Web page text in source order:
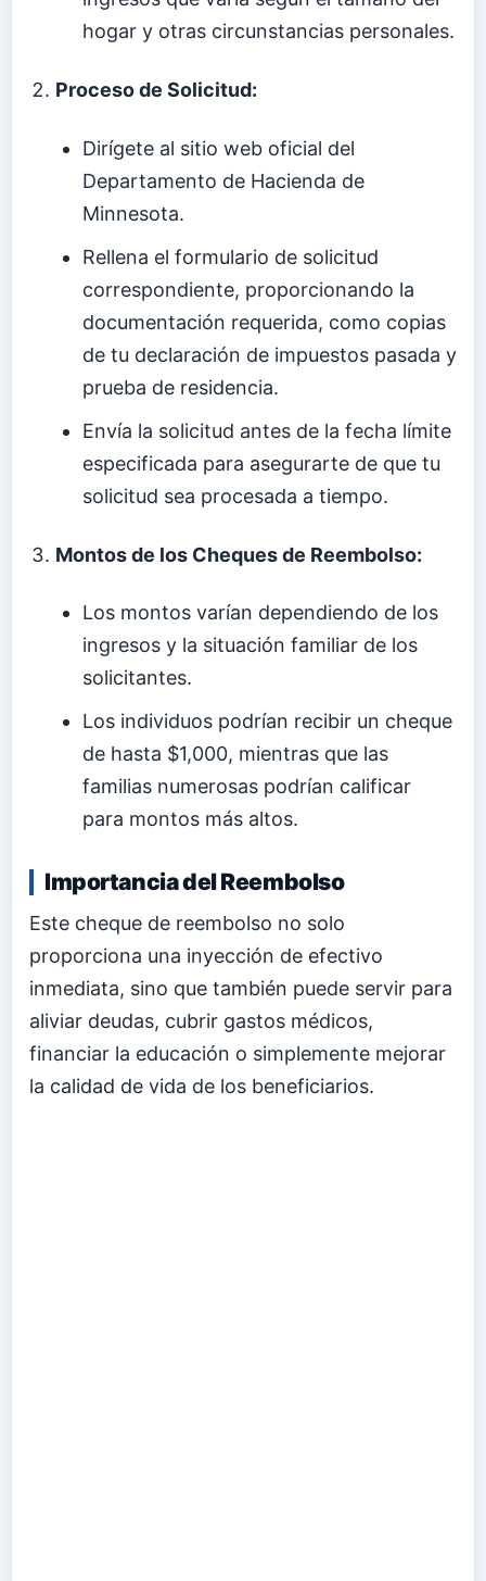
hogar y otras circunstancias personales.
Proceso de Solicitud:
Dirígete al sitio web oficial del
Departamento de Hacienda de
Minnesota.
Rellena el formulario de solicitud
correspondiente, proporcionando la
documentación requerida, como copias
de tu declaración de impuestos pasada y
prueba de residencia.
Envía la solicitud antes de la fecha límite
especificada para asegurarte de que tu
solicitud sea procesada a tiempo.
Montos de los Cheques de Reembolso:
Los montos varían dependiendo de los
ingresos y la situación familiar de los
solicitantes.
Los individuos podrían recibir un cheque
de hasta $1,000, mientras que las
familias numerosas podrían calificar
para montos más altos.
Importancia del Reembolso
Este cheque de reembolso no solo
proporciona una inyección de efectivo
inmediata, sino que también puede servir para
aliviar deudas, cubrir gastos médicos,
financiar la educación o simplemente mejorar
la calidad de vida de los beneficiarios.